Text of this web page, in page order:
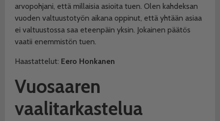
arvopohjani, että millaisia asioita tuen. Olen kahdeksan
vuoden valtuustotyön aikana oppinut, että yhtään asiaa
ei valtuustossa saa eteenpäin yksin. Jokainen päätös
vaatii enemmistön tuen.
Haastattelut: Eero Honkanen
Vuosaaren
vaalitarkastelua